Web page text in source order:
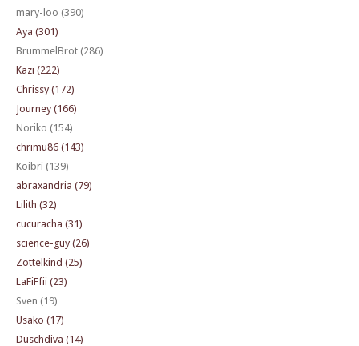
mary-loo (390)
Aya (301)
BrummelBrot (286)
Kazi (222)
Chrissy (172)
Journey (166)
Noriko (154)
chrimu86 (143)
Koibri (139)
abraxandria (79)
Lilith (32)
cucuracha (31)
science-guy (26)
Zottelkind (25)
LaFiFfii (23)
Sven (19)
Usako (17)
Duschdiva (14)